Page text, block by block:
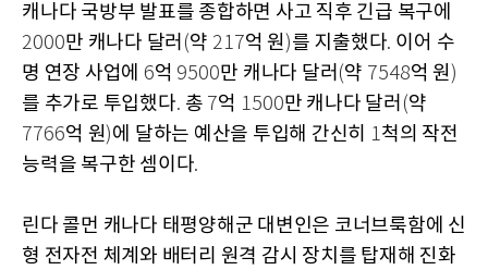
캐나다 국방부 발표를 종합하면 사고 직후 긴급 복구에
2000만 캐나다 달러 (약 217억 원)를 지출했다. 이어 수
명 연장 사업에 6억 9500만 캐나다 달러 (약 7548억 원)
를 추가로 투입했다. 총 7억 1500만 캐나다 달러 (약
7766억 원)에 달하는 예산을 투입해 간신히 1척의 작전
능력을 복구한 셈이다.
린다 콜먼 캐나다 태평양해군 대변인은 코너브룩함에 신
형 전자전 체계와 배터리 원격 감시 장치를 탑재해 진화